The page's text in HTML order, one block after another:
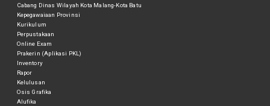
Cabang Dinas Wilayah Kota Malang-Kota Batu
Kepegawaiaan Provinsi
Kurikulum
Perpustakaan
Online Exam
Prakerin (Aplikasi PKL)
Inventory
Rapor
Kelulusan
Osis Grafika
Alufika